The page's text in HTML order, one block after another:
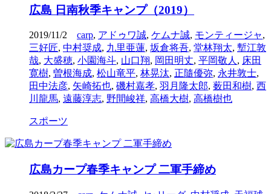
広島 日南秋季キャンプ（2019）
2019/11/2 carp, アドゥワ誠, ケムナ誠, モンティージャ,
三好匠, 中村奨成, 九里亜蓮, 坂倉将吾, 堂林翔太, 塹江敦
哉, 大盛穂, 小園海斗, 山口翔, 岡田明丈, 平岡敬人 , 床田
寛樹, 曽根海成, 松山竜平, 林晃汰, 正隨優弥, 永井敦士,
田中法彦, 矢崎拓也, 磯村嘉孝, 羽月隆太郎, 薮田和樹, 西
川龍馬, 遠藤淳志, 野間峻祥, 高橋大樹, 高橋樹也
スポーツ
広島カープ春季キャンプ 二軍手締め